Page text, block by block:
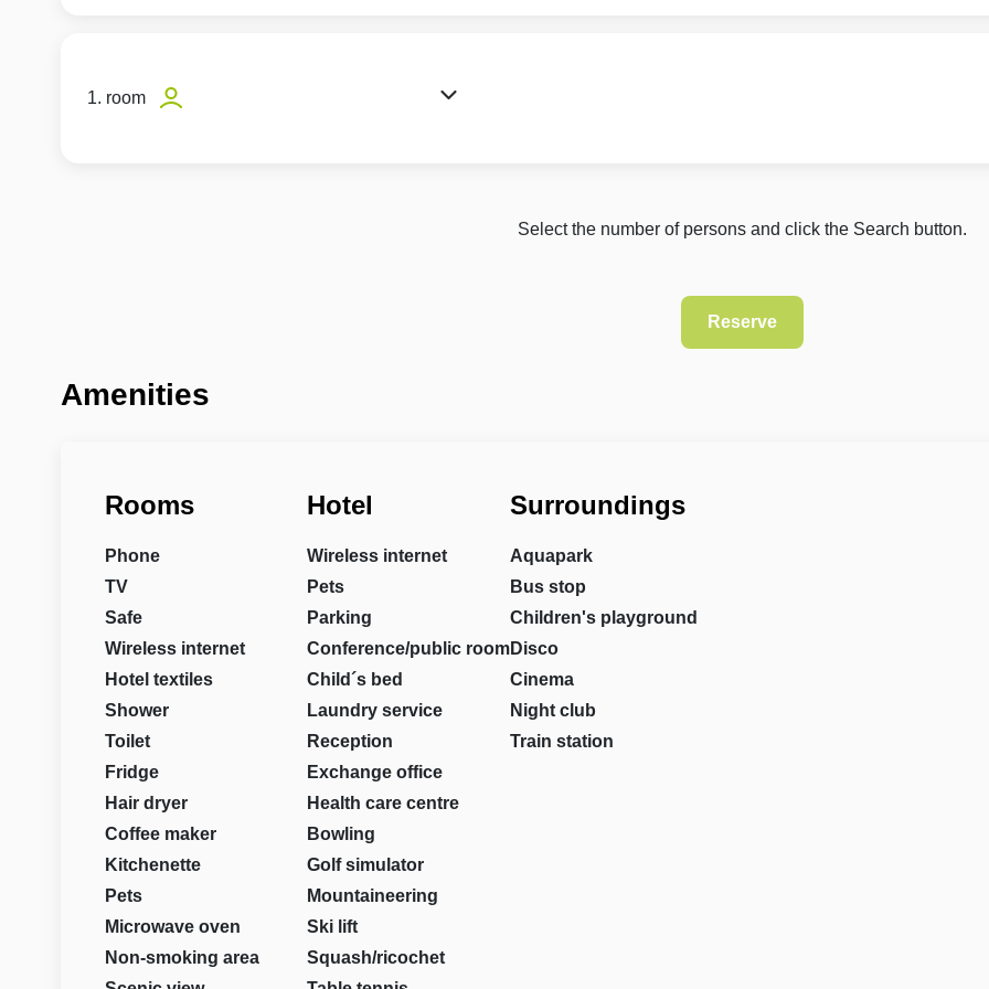
1. room
Select the number of persons and click the Search button.
Amenities
Rooms
Phone
TV
Safe
Wireless internet
Hotel textiles
Shower
Toilet
Fridge
Hair dryer
Coffee maker
Kitchenette
Pets
Microwave oven
Non-smoking area
Hotel
Wireless internet
Pets
Parking
Conference/public room
Child´s bed
Laundry service
Reception
Exchange office
Health care centre
Bowling
Golf simulator
Mountaineering
Ski lift
Squash/ricochet
Surroundings
Aquapark
Bus stop
Children's playground
Disco
Cinema
Night club
Train station